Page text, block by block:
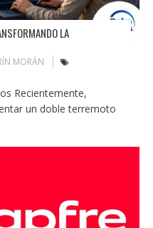
LA
MORÁN
Recientemente,
un doble terremoto